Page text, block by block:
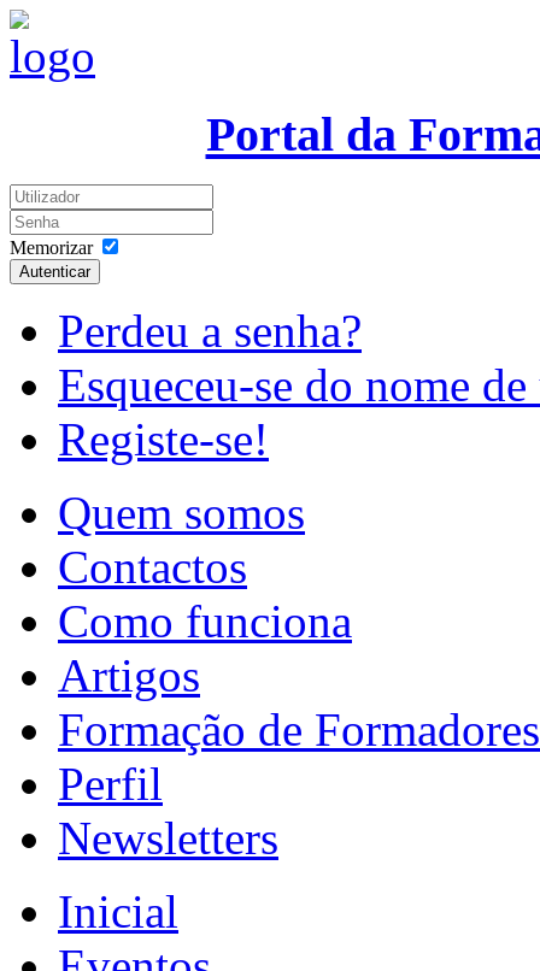
Portal da
Memorizar
Autenticar
Perdeu a senha?
Esqueceu-se do nome
Registe-se!
Quem somos
Contactos
Como funciona
Artigos
Formação de Formadores
Perfil
Newsletters
Inicial